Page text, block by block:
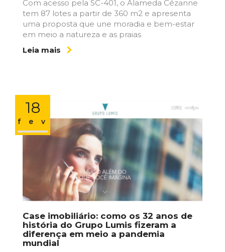
Com acesso pela SC-401, o Alameda Cézanne
tem 87 lotes a partir de 360 m2 e apresenta
uma proposta que une moradia e bem-estar
em meio a natureza e as praias
Leia mais
18
fev
Case imobiliário: como os 32 anos de
história do Grupo Lumis fizeram a
diferença em meio a pandemia
mundial